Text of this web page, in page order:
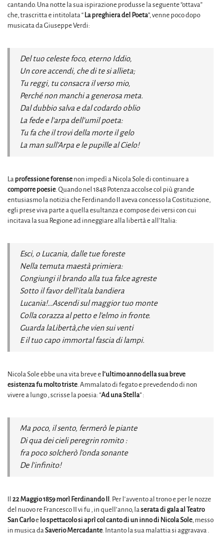
cantando. Una notte la sua ispirazione produsse la seguente “ottava”
che, trascritta e intitolata “ La preghiera del Poeta”, venne poco dopo
musicata da Giuseppe Verdi:
Del tuo celeste foco, eterno Iddio,
Un core accendi, che di te si allieta;
Tu reggi, tu consacra il verso mio,
Perché non manchi a generosa meta.
Dal dubbio salva e dal codardo oblio
La fede e l’arpa dell’umil poeta:
Tu fa che il trovi della morte il gelo
La man sull’Arpa e le pupille al Cielo!
La professione forense non impedì a Nicola Sole di continuare a
comporre poesie . Quando nel 1848 Potenza accolse col più grande
entusiasmo la notizia che Ferdinando II aveva concesso la Costituzione,
egli prese viva parte a quella esultanza e compose dei versi con cui
incitava la sua Regione ad inneggiare alla libertà e all’Italia:
Esci, o Lucania, dalle tue foreste
Nella temuta maestà primiera:
Congiungi il brando alla tua falce agreste
Sotto il favor dell’itala bandiera
Lucania!…Ascendi sul maggior tuo monte
Colla corazza al petto e l’elmo in fronte.
Guarda laLibertà,che vien sui venti
E il tuo capo immortal fascia di lampi.
Nicola Sole ebbe una vita breve e l’ultimo anno della sua breve
esistenza fu molto triste . Ammalato di fegato e prevedendo di non
vivere a lungo , scrisse la poesia: “Ad una Stella” :
Ma poco, il sento, fermerò le piante
Di qua dei cieli peregrin romito :
fra poco solcherò l’onda sonante
De l’infinito!
Il 22 Maggio 1859 morì Ferdinando II . Per l’avvento al trono e per le nozze
del nuovo re Francesco II vi fu , in quell’anno, la serata di gala al Teatro
San Carloe lo spettacolo si aprì col canto di un inno di Nicola Sole, messo
in musica da Saverio Mercadante . Intanto la sua malattia si aggravava .